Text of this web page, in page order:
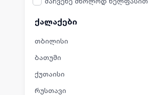
ქალაქები
თბილისი
ბათუმი
ქუთაისი
რუსთავი